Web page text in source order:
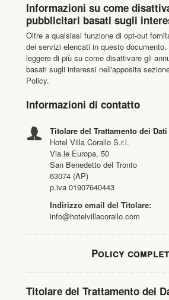
Informazioni su come
pubblicitari basati sugli
Oltre a qualsiasi funzione di opt-out
dei servizi elencati in questo
leggere di più su come disattivare gli
basati sugli interessi nell'apposita
Policy.
Informazioni di contatto
Titolare del Trattamento dei Dati
Hotel Villa Corallo S.r.l.
Via.le Europa, 50
San Benedetto del Tronto
63074 (AP)
p.iva 01907640443
Indirizzo email del Titolare:
info@hotelvillacorallo.com
Policy
Titolare del Trattamento dei